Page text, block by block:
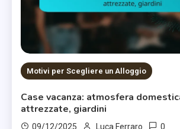
Motivi per Scegliere un Alloggio
Case vacanza: atmosfera
attrezzate, giardini
09/12/2025 Luca Ferraro 0